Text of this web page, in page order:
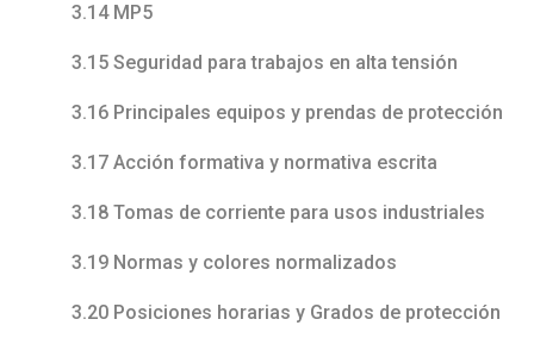
3.14 MP5
3.15 Seguridad para trabajos en alta tensión
3.16 Principales equipos y prendas de protección
3.17 Acción formativa y normativa escrita
3.18 Tomas de corriente para usos industriales
3.19 Normas y colores normalizados
3.20 Posiciones horarias y Grados de protección